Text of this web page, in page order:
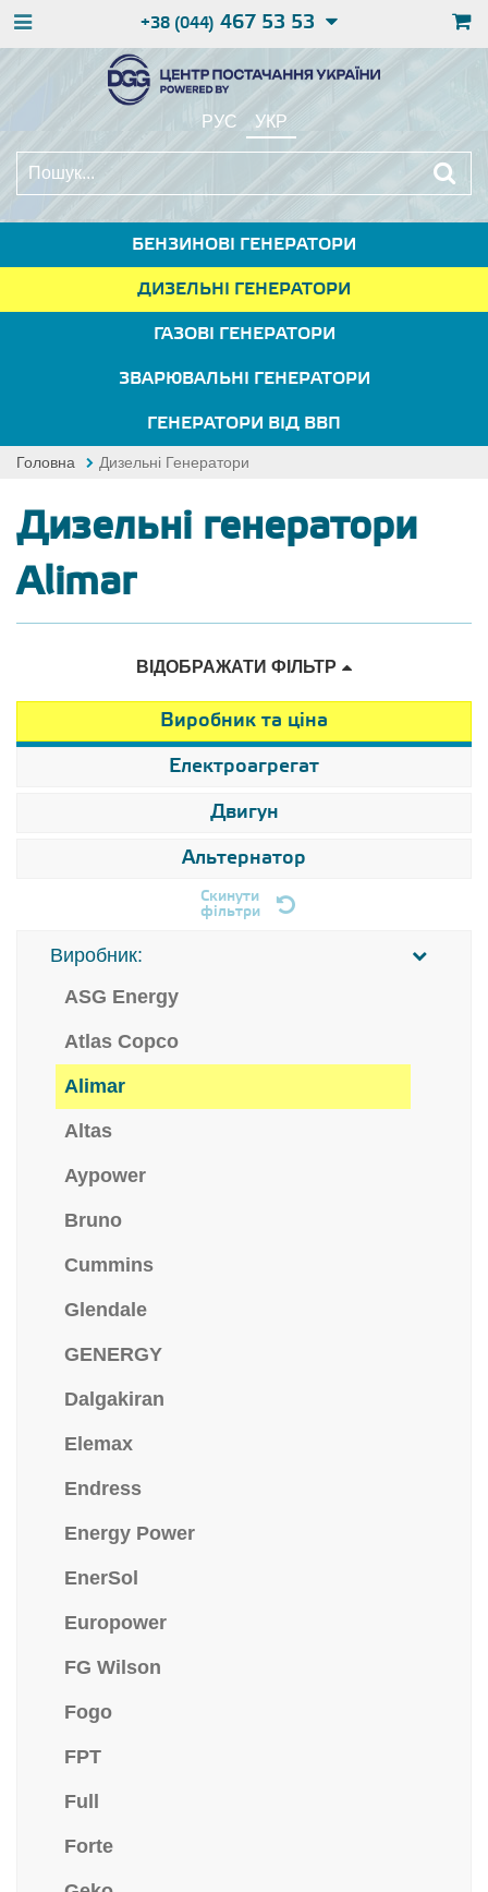
+38 (044) 467 53 53
РУС УКР
БЕНЗИНОВІ ГЕНЕРАТОРИ
ДИЗЕЛЬНІ ГЕНЕРАТОРИ
ГАЗОВІ ГЕНЕРАТОРИ
ЗВАРЮВАЛЬНІ ГЕНЕРАТОРИ
ГЕНЕРАТОРИ ВІД ВВП
Головна Дизельні Генератори
Дизельні генератори
Alimar
ВІДОБРАЖАТИ ФІЛЬТР
Виробник та ціна
Електроагрегат
Двигун
Альтернатор
Скинути
фільтри
Виробник:
ASG Energy
Atlas Copco
Alimar
Altas
Aypower
Bruno
Cummins
Glendale
GENERGY
Dalgakiran
Elemax
Endress
Energy Power
EnerSol
Europower
FG Wilson
Fogo
FPT
Full
Forte